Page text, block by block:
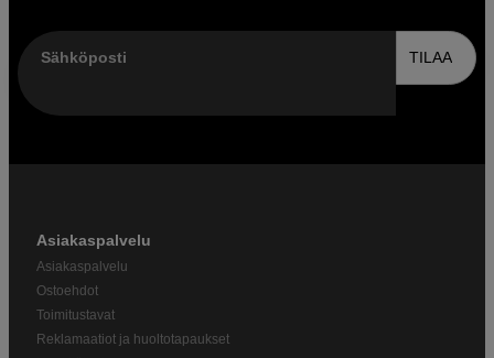
Sähköposti TILAA
Asiakaspalvelu
Asiakaspalvelu
Ostoehdot
Toimitustavat
Reklamaatiot ja huoltotapaukset